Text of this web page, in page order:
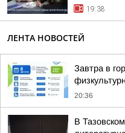
19:38
ЛЕНТА НОВОСТЕЙ
Завтра в
20:36
В